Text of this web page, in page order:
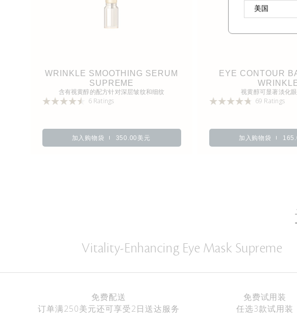
WRINKLE SMOOTHING SERUM
SUPREME
含有视黄醇的配方针对深层皱纹和细纹
6 Ratings
加入购物袋 350.00美元
EYE CONTOUR
视黄醇可显著淡化
69 Ratings
加入购物袋
Vitality-Enhancing Eye Mask Supreme
免费配送
订单满250美元还可享受2日送达服务
免费试用装
任选3款试用装